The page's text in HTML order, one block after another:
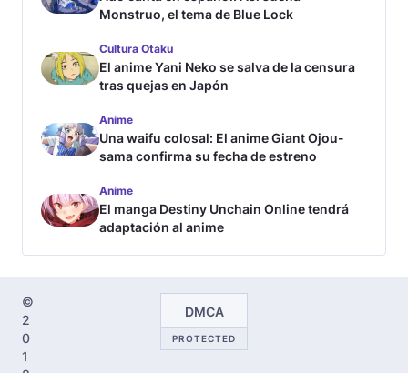
Monstruo, el tema de Blue Lock
Cultura Otaku
El anime Yani Neko se salva de la censura
tras quejas en Japón
Anime
Una waifu colosal: El anime Giant Ojou-
sama confirma su fecha de estreno
Anime
El manga Destiny Unchain Online tendrá
adaptación al anime
©
2
0
1
DMCA
PROTECTED